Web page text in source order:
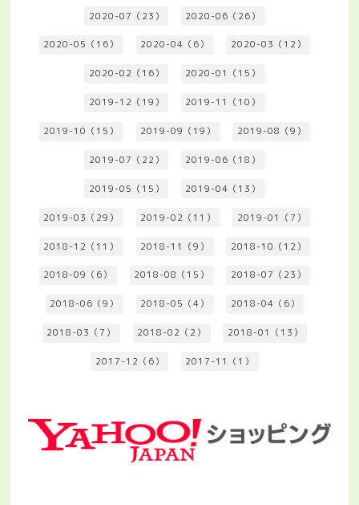
2020-07（23） 2020-06（26）
2020-05（16） 2020-04（6） 2020-03（12）
2020-02（16） 2020-01（15）
2019-12（19） 2019-11（10）
2019-10（15） 2019-09（19） 2019-08（9）
2019-07（22） 2019-06（18）
2019-05（15） 2019-04（13）
2019-03（29） 2019-02（11） 2019-01（7）
2018-12（11） 2018-11（9） 2018-10（12）
2018-09（6） 2018-08（15） 2018-07（23）
2018-06（9） 2018-05（4） 2018-04（6）
2018-03（7） 2018-02（2） 2018-01（13）
2017-12（6） 2017-11（1）